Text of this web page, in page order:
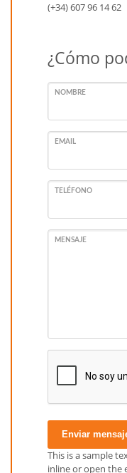
(+34) 607 96 14 62
¿Cómo
NOMBRE
EMAIL
TELÉFONO
MENSAJE
Enviar
This is a sample
inline or open the